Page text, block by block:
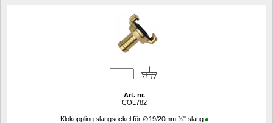
Art. nr.
COL782
Klokoppling slangsockel för ∅19/20mm ¾" slang